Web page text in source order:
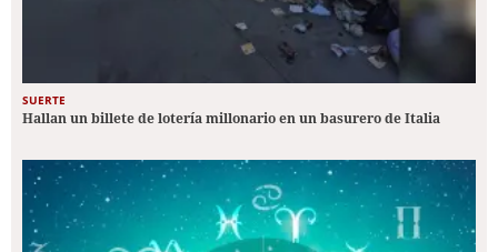
SUERTE
Hallan un billete de lotería millonario en un basurero de Italia